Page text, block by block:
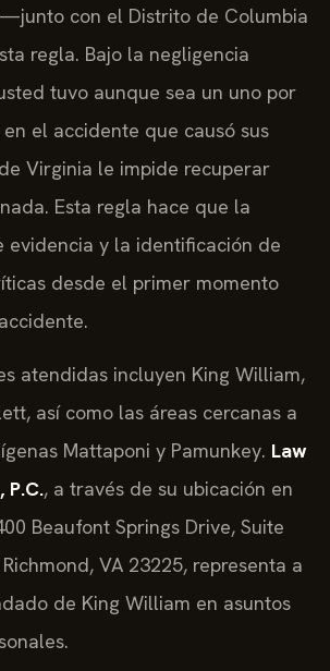
con el Distrito de Columbia
regla. Bajo la negligencia
tuvo aunque sea un uno por
el accidente que causó sus
Virginia le impide recuperar
Esta regla hace que la
evidencia y la identificación de
desde el primer momento
atendidas incluyen King William,
así como las áreas cercanas a
Mattaponi y Pamunkey. Law
P.C., a través de su ubicación en
Beaufont Springs Drive, Suite
VA 23225, representa a
de King William en asuntos